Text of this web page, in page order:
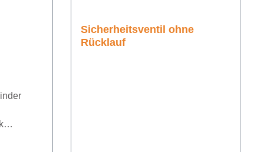
Sicherheitsventil ohne
Rücklauf